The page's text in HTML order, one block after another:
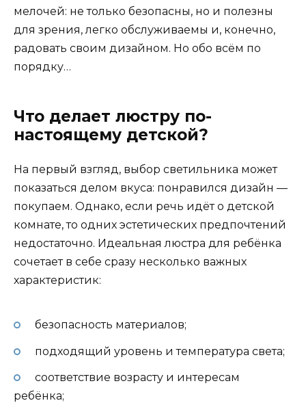
мелочей: не только безопасны, но и полезны
для зрения, легко обслуживаемы и, конечно,
радовать своим дизайном. Но обо всём по
порядку…
Что делает люстру по-
настоящему детской?
На первый взгляд, выбор светильника может
показаться делом вкуса: понравился дизайн —
покупаем. Однако, если речь идёт о детской
комнате, то одних эстетических предпочтений
недостаточно. Идеальная люстра для ребёнка
сочетает в себе сразу несколько важных
характеристик:
безопасность материалов;
подходящий уровень и температура света;
соответствие возрасту и интересам
ребёнка;